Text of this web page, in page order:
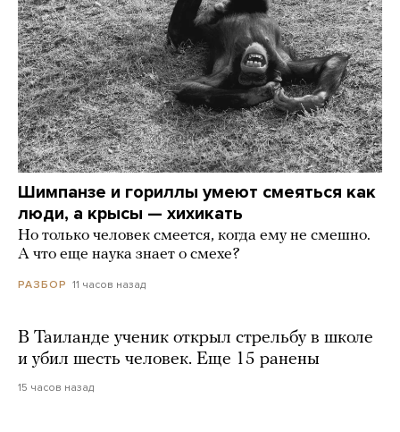
Шимпанзе и гориллы умеют смеяться как
люди, а крысы — хихикать
Но только человек смеется, когда ему не смешно.
А что еще наука знает о смехе?
РАЗБОР 11 часов назад
В Таиланде ученик открыл стрельбу в школе
и убил шесть человек. Еще 15 ранены
15 часов назад